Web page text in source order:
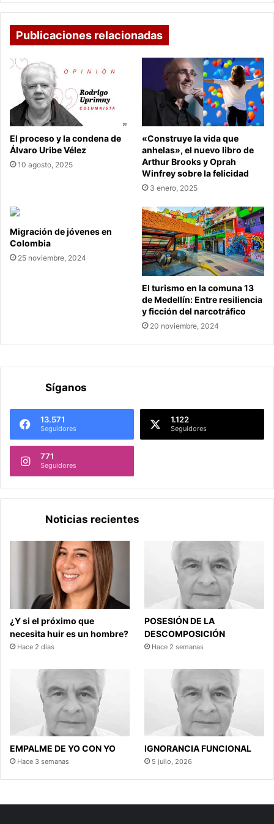
Publicaciones relacionadas
El proceso y la condena de
Álvaro Uribe Vélez
10 agosto, 2025
«Construye la vida que
anhelas», el nuevo libro de
Arthur Brooks y Oprah
Winfrey sobre la felicidad
3 enero, 2025
Migración de jóvenes en
Colombia
25 noviembre, 2024
El turismo en la comuna 13
de Medellín: Entre resiliencia
y ficción del narcotráfico
20 noviembre, 2024
Síganos
13.571
Seguidores
1.122
Seguidores
771
Seguidores
Noticias recientes
¿Y si el próximo que
necesita huir es un hombre?
Hace 2 días
POSESIÓN DE LA
DESCOMPOSICIÓN
Hace 2 semanas
EMPALME DE YO CON YO
Hace 3 semanas
IGNORANCIA FUNCIONAL
5 julio, 2026